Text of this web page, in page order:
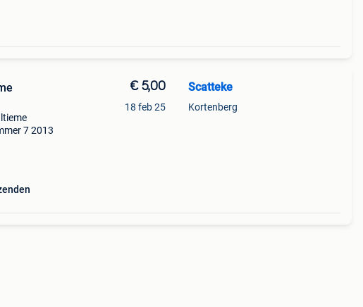
7 2013
€ 5,00
18 feb 25
Scatteke
Kortenberg